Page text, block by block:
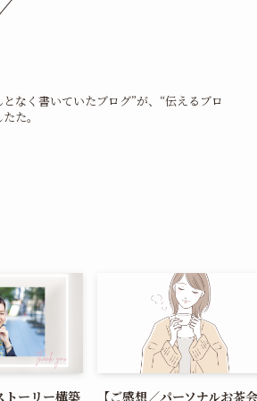
となく書いていたブログ”が、“伝えるブロ
た。
トーリー構築 【ご感想／パーソナルお茶